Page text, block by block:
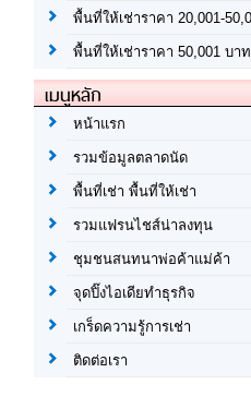
พื้นที่ให้เช่าราคา 20,001-
พื้นที่ให้เช่าราคา 50,001 บา
เมนูหลัก
หน้าแรก
รวมข้อมูลตลาดนัด
พื้นที่เช่า พื้นที่ให้เช่า
รวมแฟรนไชส์น่าลงทุน
ชุมชนสนทนาพ่อค้าแม่ค้า
จุดปิ๊งไอเดียทำธุรกิจ
เกร็ดความรู้การเช่า
ติดต่อเรา